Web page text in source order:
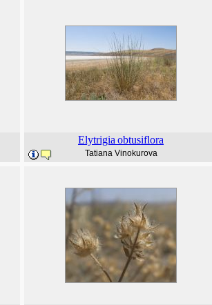
Elytrigia obtusiflora
Tatiana Vinokurova